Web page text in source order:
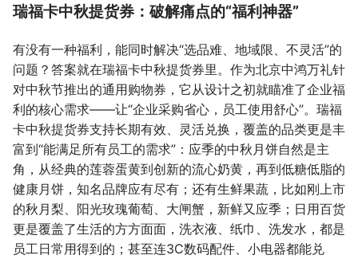
瑞福卡中秋提货券：破解痛点的“福利神器”
有没有一种福利，能同时解决“选品难、地域限、不灵活”的
问题？答案就在瑞福卡中秋提货券里。作为北京中鸿万礼针
对中秋节推出的通用购物券，它从设计之初就瞄准了企业福
利的核心需求——让“企业采购省心，员工使用舒心”。瑞福
卡中秋提货券支持长期有效、灵活兑换，覆盖的品类更是丰
富到“能满足所有员工的需求”：应季的中秋月饼自然是主
角，从经典的莲蓉蛋黄到创新的流心奶黄，再到低糖低脂的
健康月饼，知名品牌应有尽有；还有生鲜果蔬，比如刚上市
的秋月梨、阳光玫瑰葡萄、大闸蟹，新鲜又应季；日用百货
更是覆盖了生活的方方面面，洗衣液、纸巾、洗发水，都是
员工日常用得到的；甚至连3C数码配件、小电器都能兑